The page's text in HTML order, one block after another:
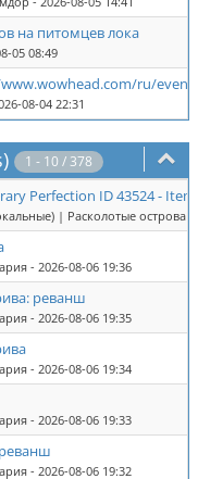
на питомцев лока
05 08:49
ru/
08-04 22:31
1 - 10 / 378
Perfection ID 43524 -
| Расколотые острова
- 2026-08-06 19:36
реванш
- 2026-08-06 19:35
- 2026-08-06 19:34
- 2026-08-06 19:33
- 2026-08-06 19:32